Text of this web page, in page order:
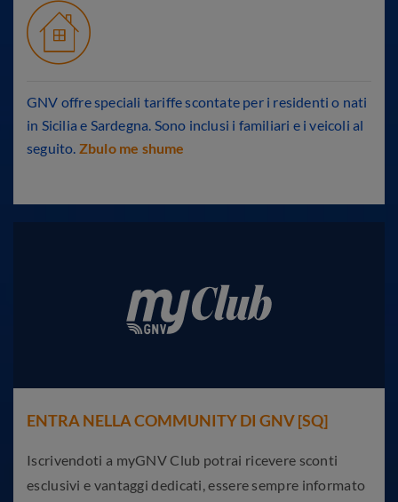
GNV offre speciali tariffe scontate per i residenti o nati
in Sicilia e Sardegna. Sono inclusi i familiari e i veicoli al
seguito. Zbulo me shume
ENTRA NELLA COMMUNITY DI GNV [SQ]
Iscrivendoti a myGNV Club potrai ricevere sconti
esclusivi e vantaggi dedicati, essere sempre informato